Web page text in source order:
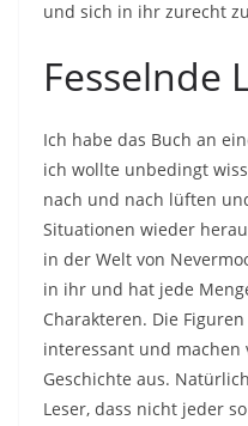
und sich in ihr zurecht
Fesselnde
Ich habe das Buch an
ich wollte unbedingt
nach und nach lüften
Situationen wieder
in der Welt von
in ihr und hat jede
Charakteren. Die
interessant und machen
Geschichte aus.
Leser, dass nicht jeder